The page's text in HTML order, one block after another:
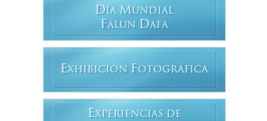
DÍA MUNDIAL
FALUN DAFA
EXHIBICIÓN FOTOGRÁFICA
EXPERIENCIAS DE